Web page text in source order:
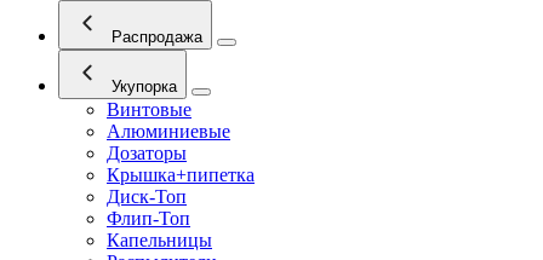
Распродажа
Укупорка
Винтовые
Алюминиевые
Дозаторы
Крышка+пипетка
Диск-Топ
Флип-Топ
Капельницы